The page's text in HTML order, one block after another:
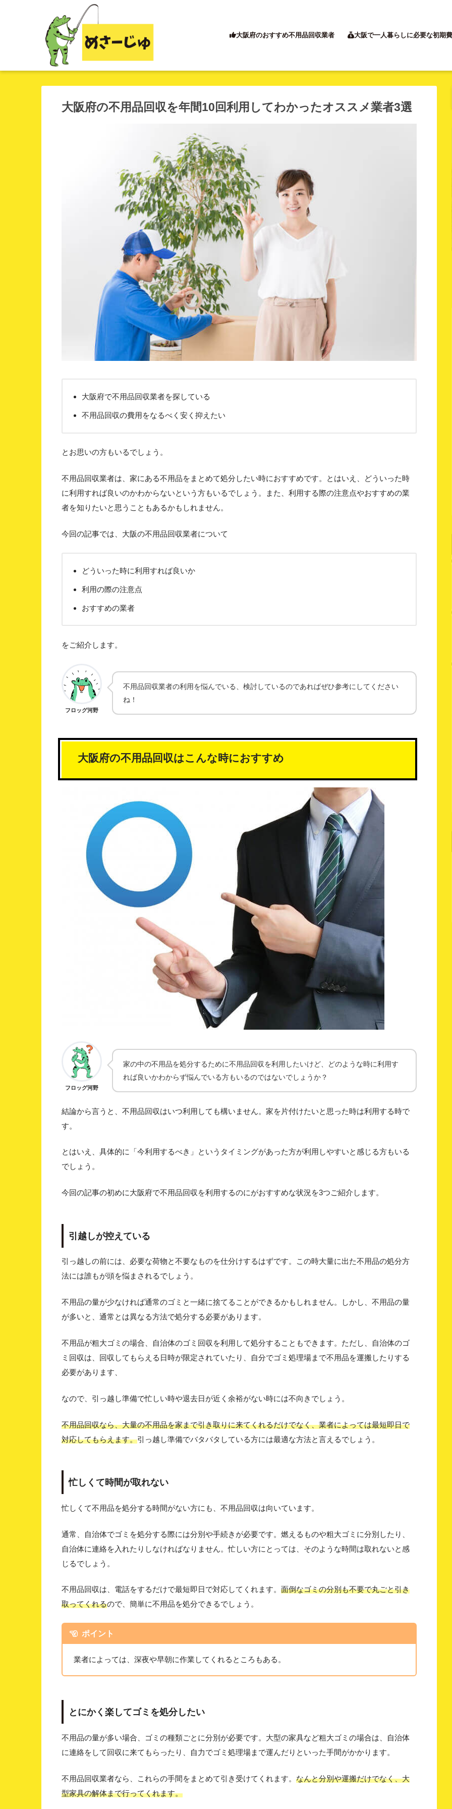
大阪府のおすすめ不用品回収業者 大阪で一人暮らしに必要な初期
大阪府の不用品回収を年間10回利用してわかったオススメ業者3選
大阪府で不用品回収業者を探している
不用品回収の費用をなるべく安く抑えたい
とお思いの方もいるでしょう。
不用品回収業者は、家にある不用品をまとめて処分したい時におすすめです。とはいえ、どういった時
に利用すれば良いのかわからないという方もいるでしょう。また、利用する際の注意点やおすすめの業
者を知りたいと思うこともあるかもしれません。
今回の記事では、大阪の不用品回収業者について
どういった時に利用すれば良いか
利用の際の注意点
おすすめの業者
をご紹介します。
フロッグ河野
不用品回収業者の利用を悩んでいる、検討しているのであればぜひ参考にしてください
ね！
大阪府の不用品回収はこんな時におすすめ
フロッグ河野
家の中の不用品を処分するために不用品回収を利用したいけど、どのような時に利用す
れば良いかわからず悩んでいる方もいるのではないでしょうか？
結論から言うと、不用品回収はいつ利用しても構いません。家を片付けたいと思った時は利用する時で
す。
とはいえ、具体的に「今利用するべき」というタイミングがあった方が利用しやすいと感じる方もいる
でしょう。
今回の記事の初めに大阪府で不用品回収を利用するのにがおすすめな状況を3つご紹介します。
引越しが控えている
引っ越しの前には、必要な荷物と不要なものを仕分けするはずです。この時大量に出た不用品の処分方
法には誰もが頭を悩まされるでしょう。
不用品の量が少なければ通常のゴミと一緒に捨てることができるかもしれません。しかし、不用品の量
が多いと、通常とは異なる方法で処分する必要があります。
不用品が粗大ゴミの場合、自治体のゴミ回収を利用して処分することもできます。ただし、自治体のゴ
ミ回収は、回収してもらえる日時が限定されていたり、自分でゴミ処理場まで不用品を運搬したりする
必要があります、
なので、引っ越し準備で忙しい時や退去日が近く余裕がない時には不向きでしょう。
不用品回収なら、大量の不用品を家まで引き取りに来てくれるだけでなく、業者によっては最短即日で
対応してもらえます。引っ越し準備でバタバタしている方には最適な方法と言えるでしょう。
忙しくて時間が取れない
忙しくて不用品を処分する時間がない方にも、不用品回収は向いています。
通常、自治体でゴミを処分する際には分別や手続きが必要です。燃えるものや粗大ゴミに分別したり、
自治体に連絡を入れたりしなければなりません。忙しい方にとっては、そのような時間は取れないと感
じるでしょう。
不用品回収は、電話をするだけで最短即日で対応してくれます。 面倒なゴミの分別も不要で丸ごと引き
取ってくれるので、簡単に不用品を処分できるでしょう。
ポイント
業者によっては、深夜や早朝に作業してくれるところもある。
とにかく楽してゴミを処分したい
不用品の量が多い場合、ゴミの種類ごとに分別が必要です。大型の家具など粗大ゴミの場合は、自治体
に連絡をして回収に来てもらったり、自力でゴミ処理場まで運んだりといった手間がかかります。
不用品回収業者なら、これらの手間をまとめて引き受けてくれます。 なんと分別や運搬だけでなく、大
型家具の解体まで行ってくれます。